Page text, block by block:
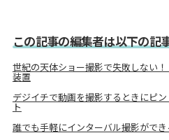
この記事の編集者は以下の記
世紀の天体ショー撮影で失敗しない
装置
デジイチで動画を撮影するときにピ
ト
誰でも手軽にインターバル撮影がで